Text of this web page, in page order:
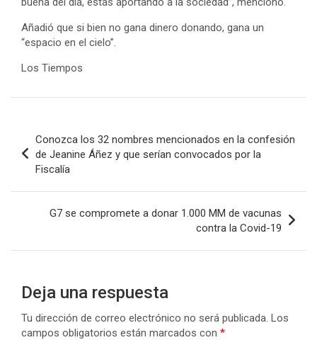
Añadió que si bien no gana dinero donando, gana un
“espacio en el cielo”.
Los Tiempos
de
entradas
Conozca los 32 nombres mencionados en la confesión
de Jeanine Áñez y que serían convocados por la
Fiscalía
G7 se compromete a donar 1.000 MM de vacunas
contra la Covid-19
Deja una respuesta
Tu dirección de correo electrónico no será publicada. Los
campos obligatorios están marcados con *